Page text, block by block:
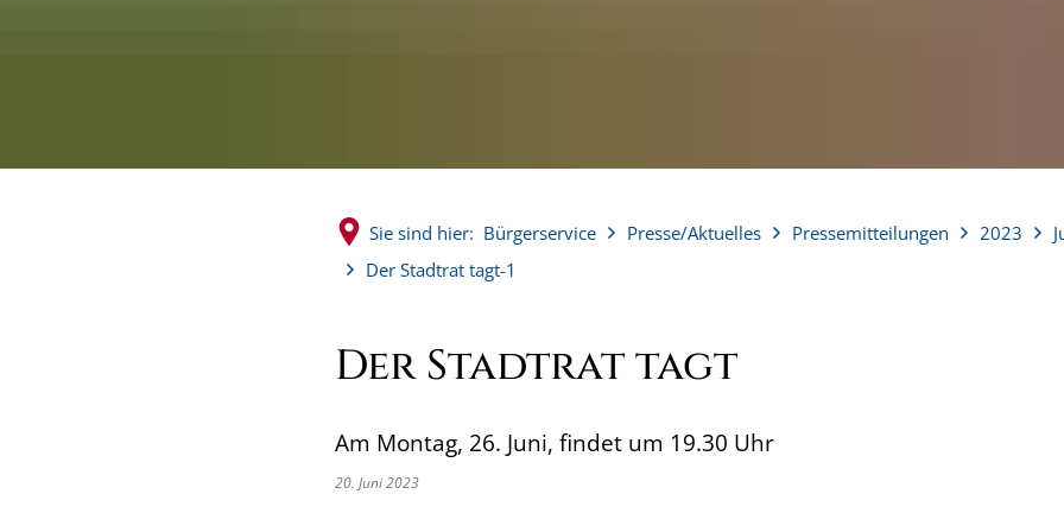
Sie sind hier: Bürgerservice Presse/Aktuelles Pressemitteilungen 2023
Der Stadtrat tagt-1
Der Stadtrat tagt
Am Montag, 26. Juni, findet um 19.30 Uhr
20. Juni 2023